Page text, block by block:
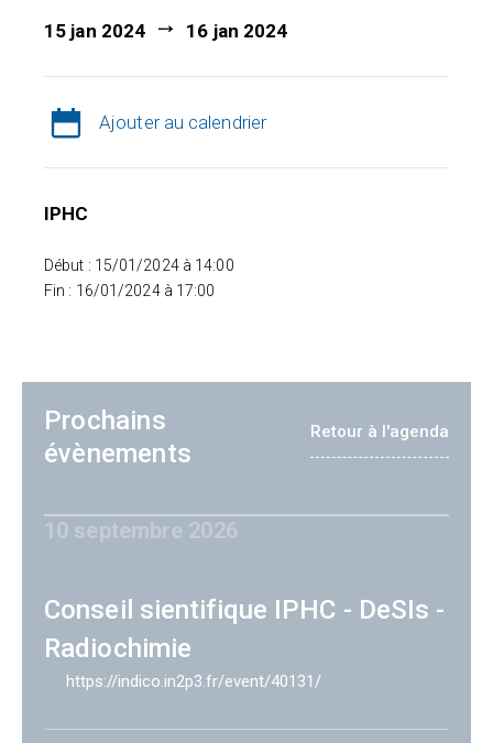
15 jan 2024 16 jan 2024
Ajouter au calendrier
IPHC
Début : 15/01/2024 à 14:00
Fin : 16/01/2024 à 17:00
Prochains
évènements
Retour à l'agenda
10 septembre 2026
Conseil sientifique IPHC - DeSIs -
Radiochimie
https://indico.in2p3.fr/event/40131/